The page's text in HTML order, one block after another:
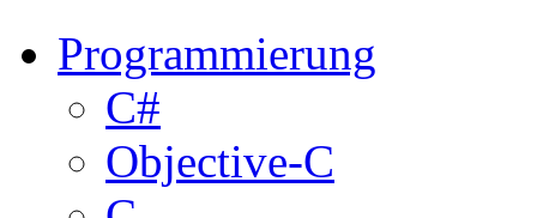
Programmierung
C#
Objective-C